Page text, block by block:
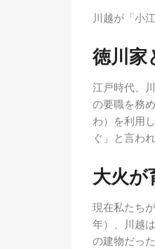
川越が「小
徳川家
江戸時代、
の要職を務
わ）を利用
ぐ」と言わ
大火が
現在私たち
年）、川越
の建物だった